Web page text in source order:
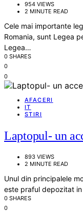
954 VIEWS
2 MINUTE READ
Cele mai importante
Romania, sunt Legea
Legea…
0 SHARES
0
0
AFACERI
IT
STIRI
Laptopul- un
893 VIEWS
2 MINUTE READ
Unul din principalele
este praful depozitat
0 SHARES
0